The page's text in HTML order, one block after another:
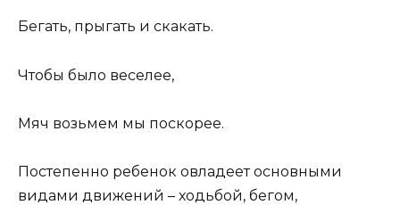
Бегать, прыгать и скакать.
Чтобы было веселее,
Мяч возьмем мы поскорее.
Постепенно ребенок овладеет основными
видами движений – ходьбой, бегом,